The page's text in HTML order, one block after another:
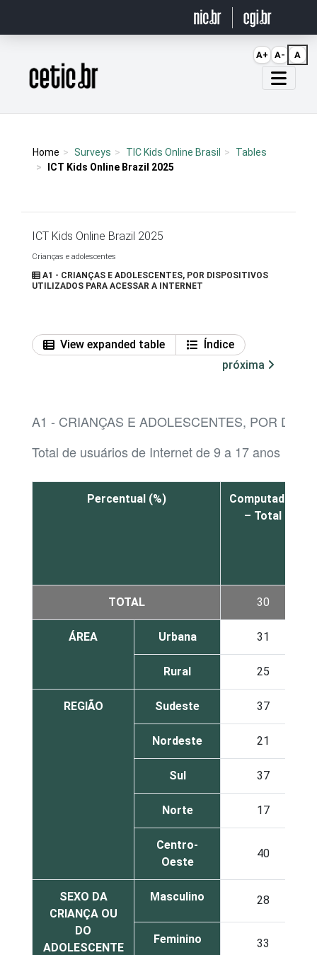
Página inicial
Home Surveys TIC Kids Online Brasil
Tables
ICT Kids Online Brazil 2025
ICT Kids Online Brazil 2025
Crianças e adolescentes
A1 - CRIANÇAS E ADOLESCENTES, POR DISPOSITIVOS
UTILIZADOS PARA ACESSAR A INTERNET
View expanded table
Índice
próxima
A1 - CRIANÇAS E ADOLESCENTES, POR
Total de usuários de Internet de 9 a 17 anos
Percentual (%)
Computador
– Total
TOTAL 30
ÁREA Urbana 31
Rural 25
REGIÃO Sudeste 37
Nordeste 21
Sul 37
Norte 17
Centro-
Oeste
40
SEXO DA
CRIANÇA OU
DO
ADOLESCENTE
Masculino 28
Feminino 33
A+ A- A